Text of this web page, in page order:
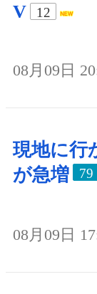
V
12
08月09日
現地に行
が急増
79
08月09日